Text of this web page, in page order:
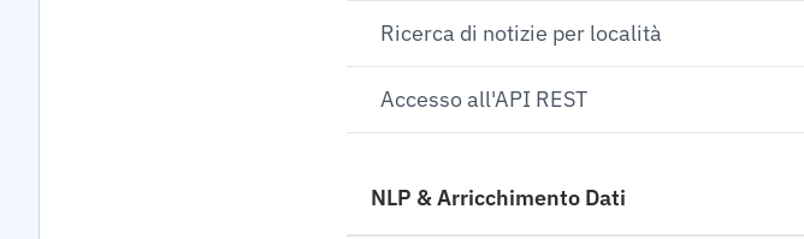
Ricerca di notizie per località
Accesso all'API REST
NLP & Arricchimento Dati